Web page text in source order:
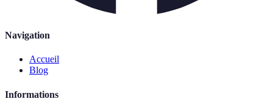
Navigation
Accueil
Blog
Informations